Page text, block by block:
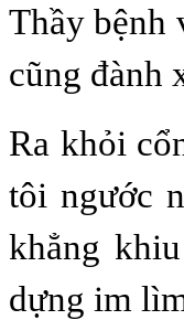
Thầy bệnh
cũng đành
Ra khỏi
tôi ngước
khẳng
dựng im